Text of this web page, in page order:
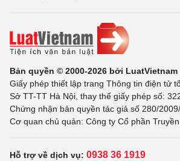
Bản quyền © 2000-2026 bởi
Giấy phép thiết lập trang Thông tin điện tử
Sở TT-TT Hà Nội, thay thế giấy phép số:
Chứng nhận bản quyền tác giả số 280/
Cơ quan chủ quản: Công ty Cổ phần
Hỗ trợ về dịch vụ: 0938 36 1919